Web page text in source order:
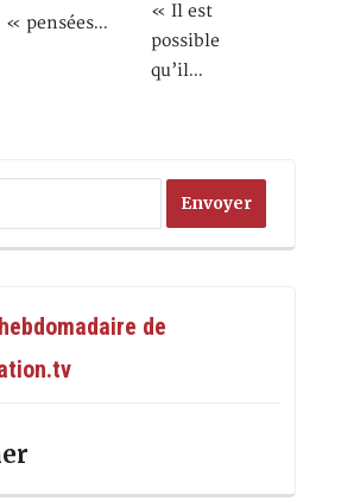
« pensées…
« Il est
possible
qu’il…
de